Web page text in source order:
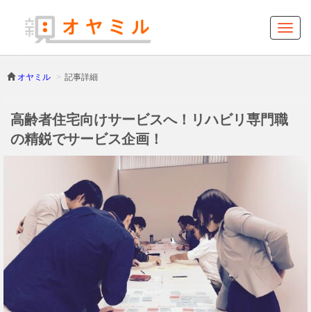
オヤミル 記事詳細
高齢者住宅向けサービスへ！リハビリ専門職
の精鋭でサービス企画！